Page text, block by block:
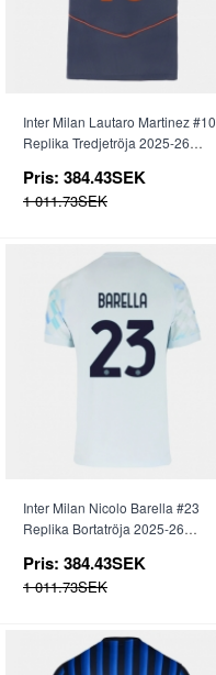
Inter Milan Lautaro Martinez #10
Replika Tredjetröja 2025-26
Pris: 384.43SEK
1 011.73SEK
Inter Milan Nicolo Barella #23
Replika Bortatröja 2025-26
Pris: 384.43SEK
1 011.73SEK